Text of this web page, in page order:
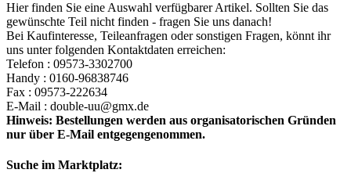
Hier finden Sie eine Auswahl verfügbarer Artikel. Sollten Sie das
gewünschte Teil nicht finden - fragen Sie uns danach!
Bei Kaufinteresse, Teileanfragen oder sonstigen Fragen, könnt ihr
uns unter folgenden Kontaktdaten erreichen:
Telefon : 09573-3302700
Handy : 0160-96838746
Fax : 09573-222634
E-Mail : double-uu@gmx.de
Hinweis: Bestellungen werden aus organisatorischen Gründen
nur über E-Mail entgegengenommen.
Suche im Marktplatz: